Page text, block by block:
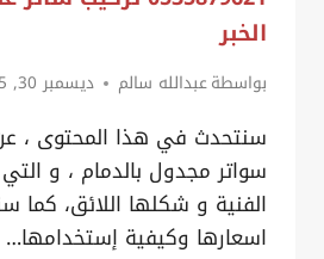
الخبر
بواسطةعبدالله سالم ديسمبر 30, 2025
سنتحدث في هذا المحتوى ،
سواتر مجدول بالدمام ، و التي
الفنية و شكلها اللائق، كما
اسعارها وكيفية إستخدامها…